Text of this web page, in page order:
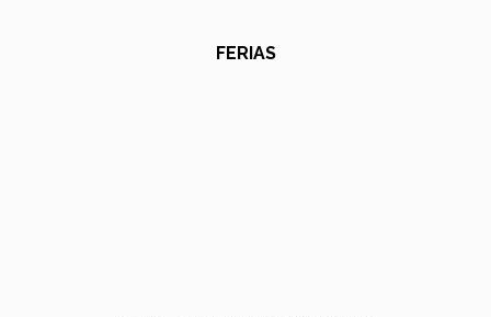
FERIAS